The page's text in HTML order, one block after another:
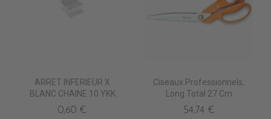
ARRET INFERIEUR X
BLANC CHAINE 10 YKK
0,60 €
Ciseaux Professionnels,
Long Total 27 Cm
54,74 €